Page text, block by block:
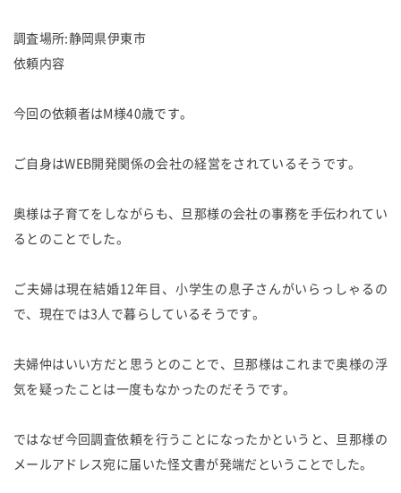
調査場所:静岡県伊東市
依頼内容
今回の依頼者はM様40歳です。
ご自身はWEB開発関係の会社の経営をされているそうです。
奥様は子育てをしながらも、旦那様の会社の事務を手伝われてい
るとのことでした。
ご夫婦は現在結婚12年目、小学生の息子さんがいらっしゃるの
で、現在では3人で暮らしているそうです。
夫婦仲はいい方だと思うとのことで、旦那様はこれまで奥様の浮
気を疑ったことは一度もなかったのだそうです。
ではなぜ今回調査依頼を行うことになったかというと、旦那様の
メールアドレス宛に届いた怪文書が発端だということでした。